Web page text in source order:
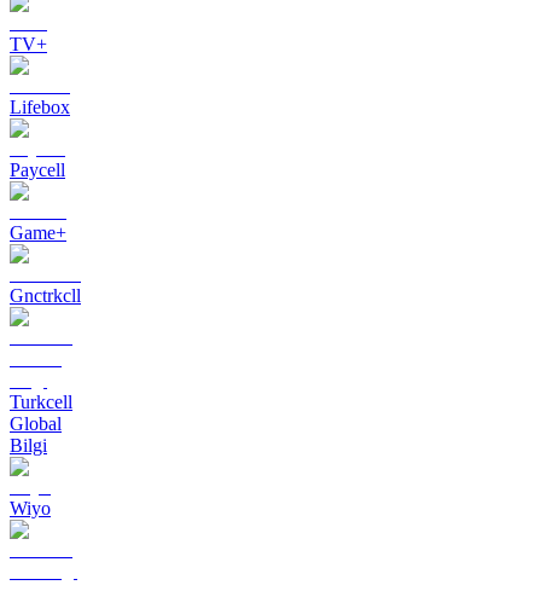
TV+
Lifebox
Paycell
Game+
Gnctrkcll
Turkcell
Global
Bilgi
Wiyo